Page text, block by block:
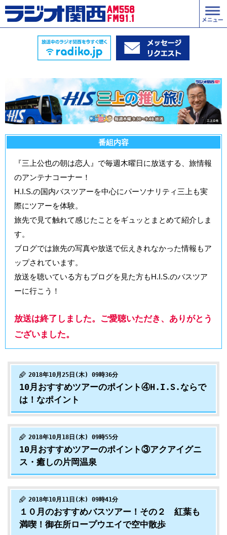
番組内容
『三上公也の朝は恋人』で毎週木曜日に放送する、旅情報
のアンテナコーナー！
H.I.S.の国内バスツアーを中心にパーソナリティ三上も実
際にツアーを体験。
旅先で見て触れて感じたことをギュッとまとめて紹介しま
す。
ブログでは旅先の写真や放送で伝えきれなかった情報もア
ップされています。
放送を聴いている方もブログを見た方もH.I.S.のバスツア
ーに行こう！
放送は終了しました。ご愛聴いただき、ありがとう
ございました。
2018年10月25日(木) 09時36分
10月おすすめツアーのポイント④H.I.S.ならで
は！なポイント
2018年10月18日(木) 09時55分
10月おすすめツアーのポイント③アクアイグニ
ス・癒しの片岡温泉
2018年10月11日(木) 09時41分
１０月のおすすめバスツアー！その２ 紅葉も
満喫！御在所ロープウエイで空中散歩